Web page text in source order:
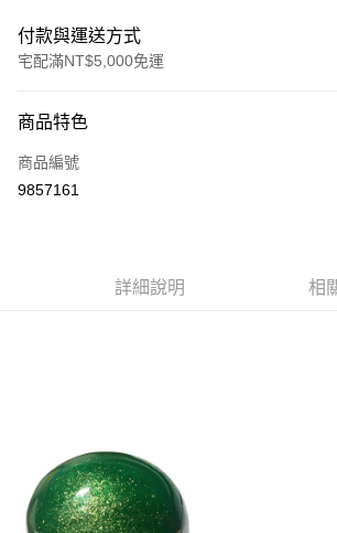
付款與運送方式
宅配滿NT$5,000免運
信用卡一次付款
LINE Pay
每筆NT$120，滿NT$5,000(含以上)免運費
商品特色
商品編號
9857161
詳細說明 相